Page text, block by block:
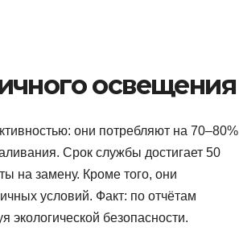
освещения
они потребляют на 70–80%
Срок службы достигает 50
на замену. Кроме того, они
условий. Факт: по отчётам
безопасности.